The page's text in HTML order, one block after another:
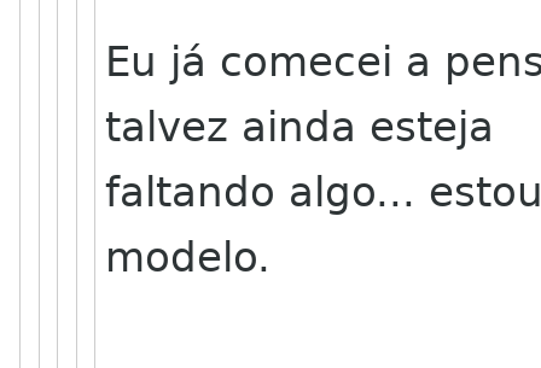
Eu já comecei a
talvez ainda esteja
faltando algo...
modelo.